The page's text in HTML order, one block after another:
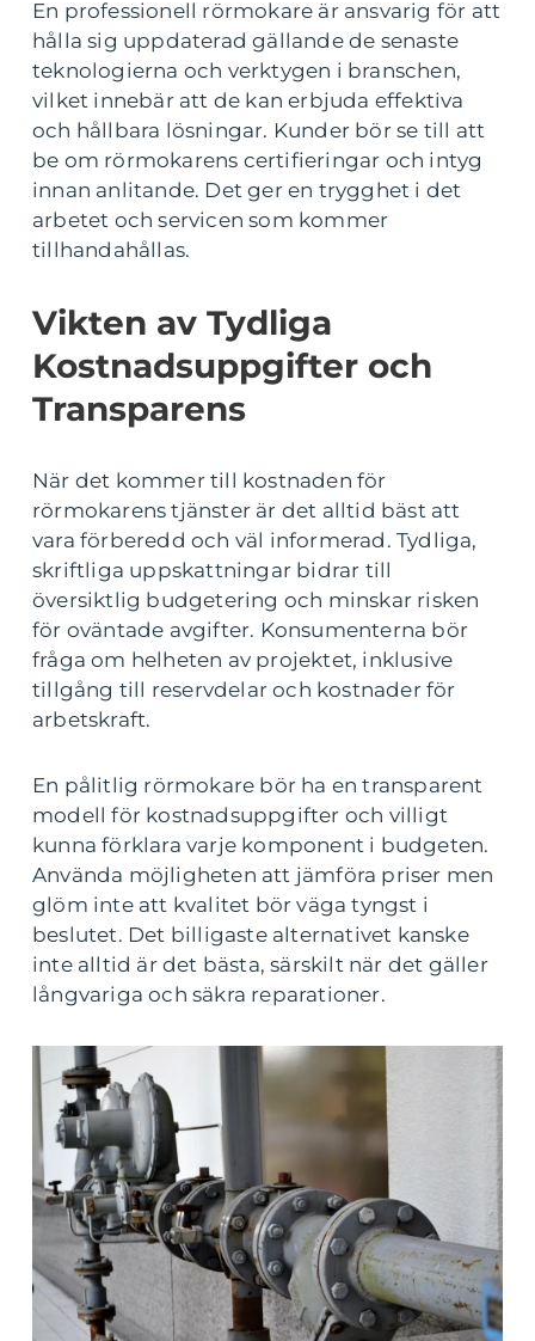
En professionell rörmokare är ansvarig för att
hålla sig uppdaterad gällande de senaste
teknologierna och verktygen i branschen,
vilket innebär att de kan erbjuda effektiva
och hållbara lösningar. Kunder bör se till att
be om rörmokarens certifieringar och intyg
innan anlitande. Det ger en trygghet i det
arbetet och servicen som kommer
tillhandahållas.
Vikten av Tydliga
Kostnadsuppgifter och
Transparens
När det kommer till kostnaden för
rörmokarens tjänster är det alltid bäst att
vara förberedd och väl informerad. Tydliga,
skriftliga uppskattningar bidrar till
översiktlig budgetering och minskar risken
för oväntade avgifter. Konsumenterna bör
fråga om helheten av projektet, inklusive
tillgång till reservdelar och kostnader för
arbetskraft.
En pålitlig rörmokare bör ha en transparent
modell för kostnadsuppgifter och villigt
kunna förklara varje komponent i budgeten.
Använda möjligheten att jämföra priser men
glöm inte att kvalitet bör väga tyngst i
beslutet. Det billigaste alternativet kanske
inte alltid är det bästa, särskilt när det gäller
långvariga och säkra reparationer.